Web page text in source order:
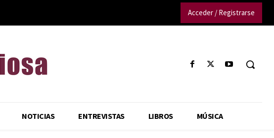
Acceder / Registrarse
NOTICIAS ENTREVISTAS LIBROS MÚSICA